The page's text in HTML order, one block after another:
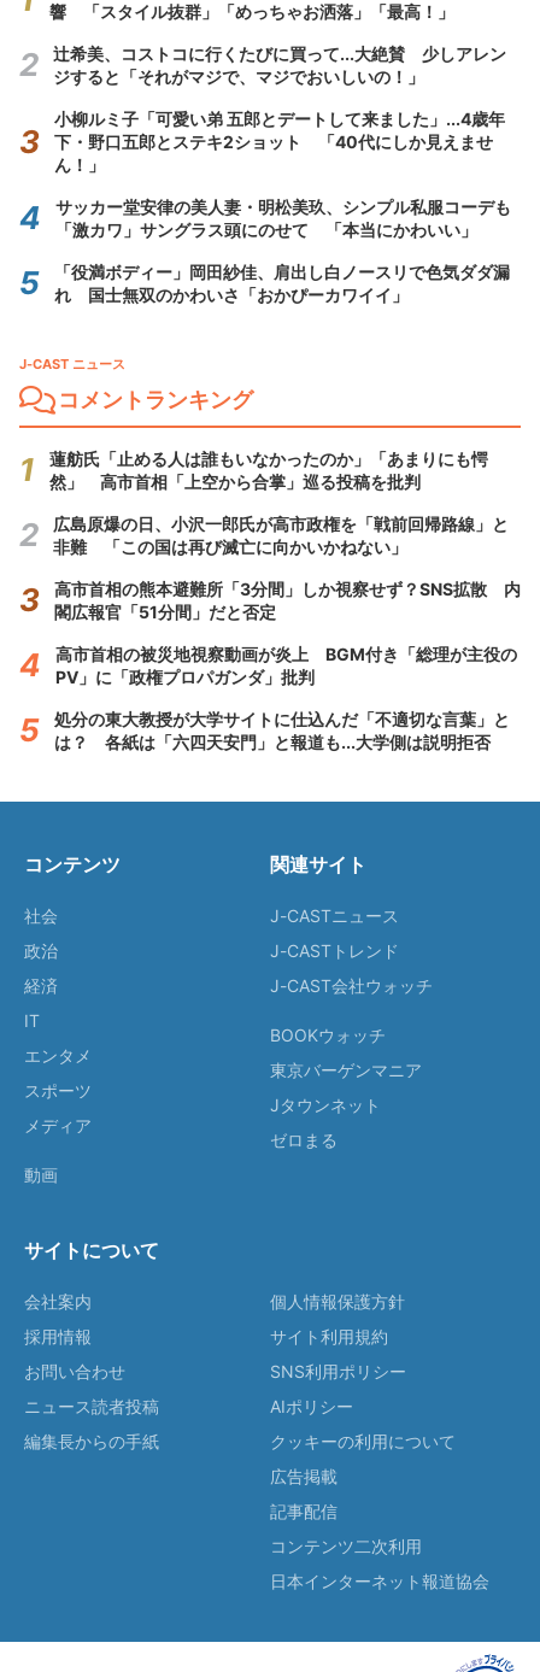
響 「スタイル抜群」「めっちゃお洒落」「最高！」
辻希美、コストコに行くたびに買って...大絶賛 少しアレン
ジすると「それがマジで、マジでおいしいの！」
小柳ルミ子「可愛い弟 五郎とデートして来ました」...4歳年
下・野口五郎とステキ2ショット 「40代にしか見えませ
ん！」
サッカー堂安律の美人妻・明松美玖、シンプル私服コーデも
「激カワ」サングラス頭にのせて 「本当にかわいい」
「役満ボディー」岡田紗佳、肩出し白ノースリで色気ダダ漏
れ 国士無双のかわいさ「おかぴーカワイイ」
J-CAST ニュース
コメントランキング
蓮舫氏「止める人は誰もいなかったのか」「あまりにも愕
然」 高市首相「上空から合掌」巡る投稿を批判
広島原爆の日、小沢一郎氏が高市政権を「戦前回帰路線」と
非難 「この国は再び滅亡に向かいかねない」
高市首相の熊本避難所「3分間」しか視察せず？SNS拡散 内
閣広報官「51分間」だと否定
高市首相の被災地視察動画が炎上 BGM付き「総理が主役の
PV」に「政権プロパガンダ」批判
処分の東大教授が大学サイトに仕込んだ「不適切な言葉」と
は？ 各紙は「六四天安門」と報道も...大学側は説明拒否
コンテンツ
社会
政治
経済
IT
エンタメ
スポーツ
メディア
動画
関連サイト
J-CASTニュース
J-CASTトレンド
J-CAST会社ウォッチ
BOOKウォッチ
東京バーゲンマニア
Jタウンネット
ゼロまる
サイトについて
会社案内
採用情報
お問い合わせ
ニュース読者投稿
編集長からの手紙
個人情報保護方針
サイト利用規約
SNS利用ポリシー
AIポリシー
クッキーの利用について
広告掲載
記事配信
コンテンツ二次利用
日本インターネット報道協会